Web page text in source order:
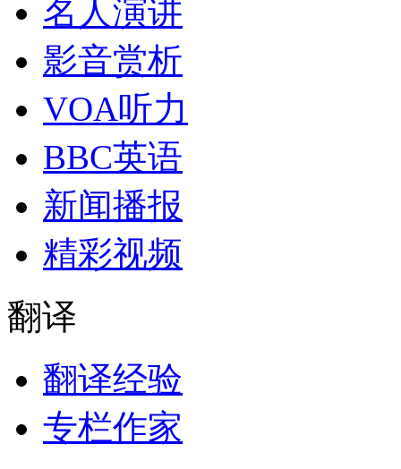
名人演讲
影音赏析
VOA听力
BBC英语
新闻播报
精彩视频
翻译
翻译经验
专栏作家